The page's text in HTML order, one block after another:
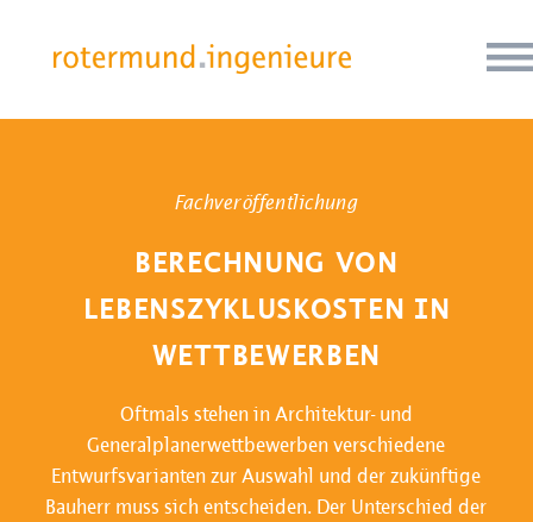
Fachveröffentlichung
BERECHNUNG VON
LEBENSZYKLUSKOSTEN IN
WETTBEWERBEN
Oftmals stehen in Architektur- und
Generalplanerwettbewerben verschiedene
Entwurfsvarianten zur Auswahl und der zukünftige
Bauherr muss sich entscheiden. Der Unterschied der